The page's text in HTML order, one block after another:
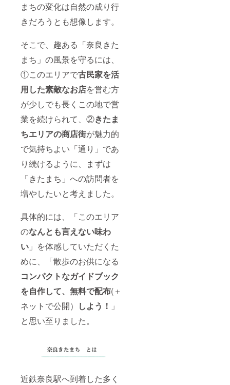
まちの変化は自然の成り行
きだろうとも想像します。
そこで、趣ある「奈良きた
まち」の風景を守るには、
①このエリアで古民家を活
用した素敵なお店を営む方
が少しでも長くこの地で営
業を続けられて、②きたま
ちエリアの商店街が魅力的
で気持ちよい「通り」であ
り続けるように、まずは
「きたまち」への訪問者を
増やしたいと考えました。
具体的には、「このエリア
のなんとも言えない味わ
い 」を体感していただくた
めに、「散歩のお供になる
コンパクトなガイドブック
を自作して、無料で配布(＋
ネットで公開） しよう！ 」
と思い至りました。
近鉄奈良駅へ到着した多く